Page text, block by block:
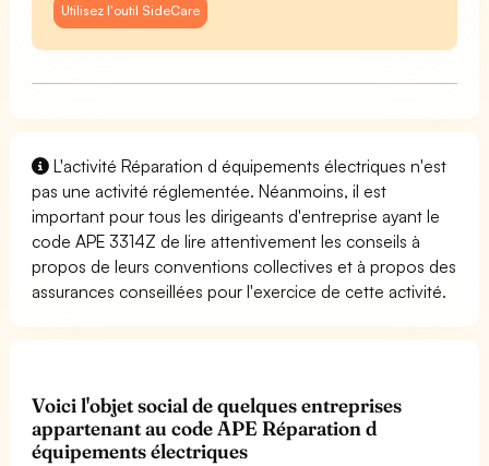
Utilisez l'outil SideCare
L'activité Réparation d équipements électriques n'est
pas une activité réglementée. Néanmoins, il est
important pour tous les dirigeants d'entreprise ayant le
code APE 3314Z de lire attentivement les conseils à
propos de leurs conventions collectives et à propos des
assurances conseillées pour l'exercice de cette activité.
Voici l'objet social de quelques entreprises
appartenant au code APE Réparation d
équipements électriques